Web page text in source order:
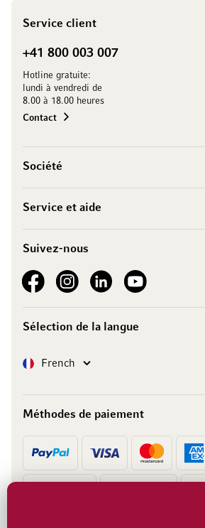
Service client
+41 800 003 007
Hotline gratuite:
lundi à vendredi de
8.00 à 18.00 heures
Contact
Société
Service et aide
Suivez-nous
See our FacebookSee our Instagram account
See our LinkedInSee our YouTube channel
Sélection de la langue
LangueFrench
Méthodes de paiement